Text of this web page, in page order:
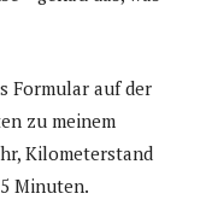
Formular auf der
zu meinem
Kilometerstand
Minuten.